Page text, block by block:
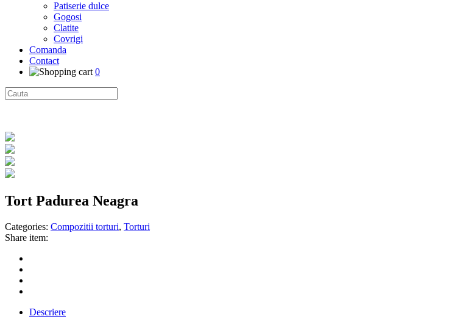
Patiserie dulce
Gogosi
Clatite
Covrigi
Comanda
Contact
0
Tort Padurea Neagra
Categories: Compozitii torturi, Torturi
Share item:
Descriere